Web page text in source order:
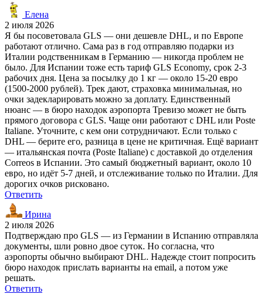
Елена
2 июля 2026
Я бы посоветовала GLS — они дешевле DHL, и по Европе
работают отлично. Сама раз в год отправляю подарки из
Италии родственникам в Германию — никогда проблем не
было. Для Испании тоже есть тариф GLS Economy, срок 2-3
рабочих дня. Цена за посылку до 1 кг — около 15-20 евро
(1500-2000 рублей). Трек дают, страховка минимальная, но
очки задекларировать можно за доплату. Единственный
нюанс — в бюро находок аэропорта Тревизо может не быть
прямого договора с GLS. Чаще они работают с DHL или Poste
Italiane. Уточните, с кем они сотрудничают. Если только с
DHL — берите его, разница в цене не критичная. Ещё вариант
— итальянская почта (Poste Italiane) с доставкой до отделения
Correos в Испании. Это самый бюджетный вариант, около 10
евро, но идёт 5-7 дней, и отслеживание только по Италии. Для
дорогих очков рисковано.
Ответить
Ирина
2 июля 2026
Подтверждаю про GLS — из Германии в Испанию отправляла
документы, шли ровно двое суток. Но согласна, что
аэропорты обычно выбирают DHL. Надежде стоит попросить
бюро находок прислать варианты на email, а потом уже
решать.
Ответить